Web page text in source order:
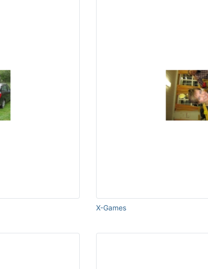
X-Games